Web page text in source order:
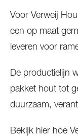
Voor Verweij
een op maat
leveren voor
De productielijn
pakket hout tot
duurzaam,
Bekijk hier hoe